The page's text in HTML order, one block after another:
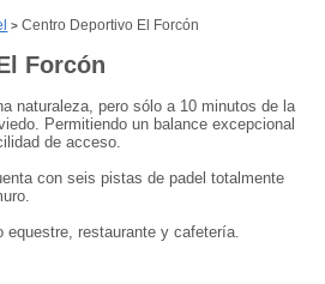
>Centro Deportivo El Forcón
Forcón
naturaleza, pero sólo a 10 minutos de la
Permitiendo un balance excepcional
de acceso.
con seis pistas de padel totalmente
equestre, restaurante y cafetería.